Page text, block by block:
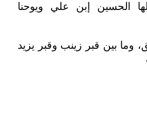
الحسين إبن علي ويوحنا
بين قبر زينب وقبر يزيد